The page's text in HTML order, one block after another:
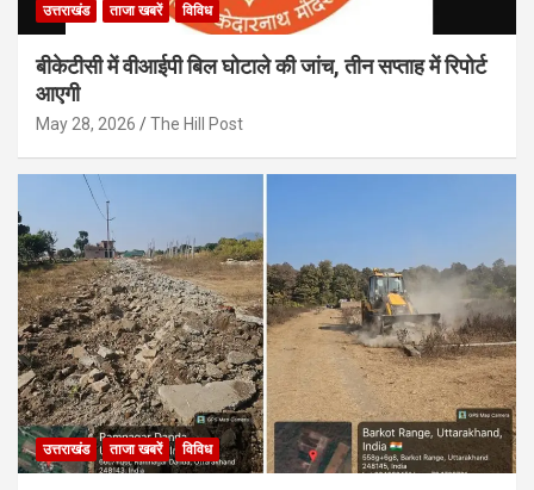
उत्तराखंड ताजा खबरें विविध
बीकेटीसी में वीआईपी बिल घोटाले की जांच, तीन सप्ताह में रिपोर्ट
आएगी
May 28, 2026 The Hill Post
उत्तराखंड ताजा खबरें विविध